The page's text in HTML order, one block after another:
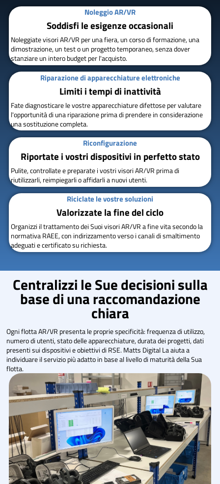
Noleggio AR/VR
Soddisfi le esigenze occasionali
Noleggiate visori AR/VR per una fiera, un corso di formazione, una
dimostrazione, un test o un progetto temporaneo, senza dover
stanziare un intero budget per l'acquisto.
Riparazione di apparecchiature elettroniche
Limiti i tempi di inattività
Fate diagnosticare le vostre apparecchiature difettose per valutare
l'opportunità di una riparazione prima di prendere in considerazione
una sostituzione completa.
Riconfigurazione
Riportate i vostri dispositivi in perfetto stato
Pulite, controllate e preparate i vostri visori AR/VR prima di
riutilizzarli, reimpiegarli o affidarli a nuovi utenti.
Riciclate le vostre soluzioni
Valorizzate la fine del ciclo
Organizzi il trattamento dei Suoi visori AR/VR a fine vita secondo la
normativa RAEE, con indirizzamento verso i canali di smaltimento
adeguati e certificato su richiesta.
Centralizzi le Sue decisioni sulla
base di una raccomandazione
chiara
Ogni flotta AR/VR presenta le proprie specificità: frequenza di utilizzo,
numero di utenti, stato delle apparecchiature, durata dei progetti, dati
presenti sui dispositivi e obiettivi di RSE. Matts Digital La aiuta a
individuare il servizio più adatto in base al livello di maturità della Sua
flotta.